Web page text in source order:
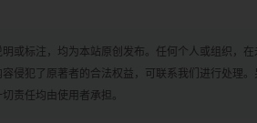
或标注，均为本站原创发布。任何个人或组织，
侵犯了原著者的合法权益，可联系我们进行处理
责任均由使用者承担。